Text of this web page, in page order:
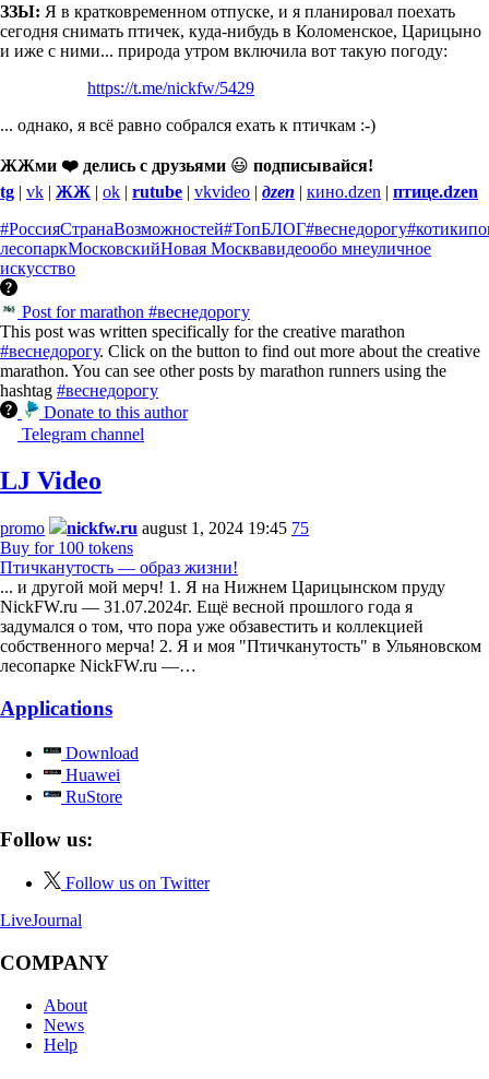
ЗЗЫ: Я в кратковременном отпуске, и я планировал поехать
сегодня снимать птичек, куда-нибудь в Коломенское, Царицыно
и иже с ними... природа утром включила вот такую погоду:
https://t.me/nickfw/5429
... однако, я всё равно собрался ехать к птичкам :-)
ЖЖми ❤️ делись с друзьями 😃 подписывайся!
tg | vk | ЖЖ | ok | rutube | vkvideo | дzen | кино.dzen | птице.dzen
#РоссияСтранаВозможностей#ТопБЛОГ#веснедорогу
лесопаркМосковскийНовая Москвавидеообо мнеуличное
искусство
Post for marathon #веснедорогу
This post was written specifically for the creative marathon
#веснедорогу. Click on the button to find out more about the creative
marathon. You can see other posts by marathon runners using the
hashtag #веснедорогу
Donate to this author
Telegram channel
LJ Video
promo nickfw.ru august 1, 2024 19:45 75
Buy for 100 tokens
Птичканутость — образ жизни!
... и другой мой мерч! 1. Я на Нижнем Царицынском пруду
NickFW.ru — 31.07.2024г. Ещё весной прошлого года я
задумался о том, что пора уже обзавестить и коллекцией
собственного мерча! 2. Я и моя "Птичканутость" в Ульяновском
лесопарке NickFW.ru —…
Applications
Download
Huawei
RuStore
Follow us:
Follow us on Twitter
LiveJournal
COMPANY
About
News
Help